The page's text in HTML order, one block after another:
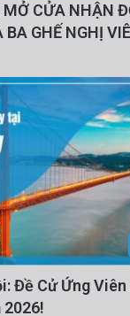
MỞ CỬA NHẬN
GHẾ NGHỊ
Đề Cử Ứng
2026!